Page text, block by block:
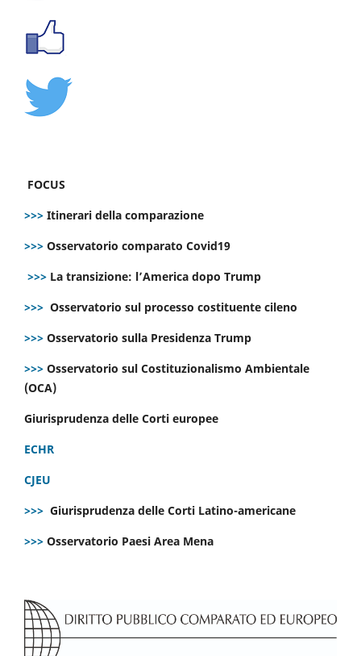
FOCUS
>>> Itinerari della comparazione
>>> Osservatorio comparato Covid19
>>> La transizione: l’America dopo Trump
>>> Osservatorio sul processo costituente cileno
>>> Osservatorio sulla Presidenza Trump
>>> Osservatorio sul Costituzionalismo Ambientale
(OCA)
Giurisprudenza delle Corti europee
ECHR
CJEU
>>> Giurisprudenza delle Corti Latino-americane
>>> Osservatorio Paesi Area Mena